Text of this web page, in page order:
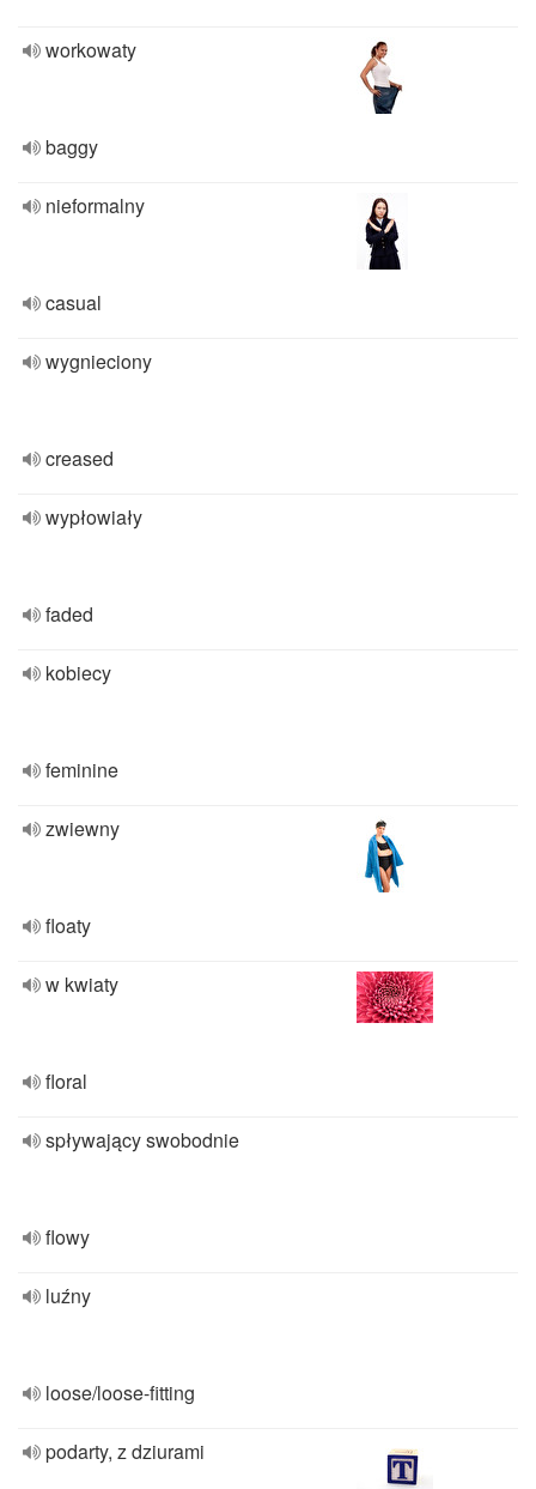
workowaty
baggy
nieformalny
casual
wygnieciony
creased
wypłowiały
faded
kobiecy
feminine
zwiewny
floaty
w kwiaty
floral
spływający swobodnie
flowy
luźny
loose/loose-fitting
podarty, z dziurami